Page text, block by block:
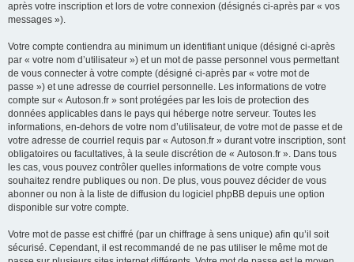
après votre inscription et lors de votre connexion (désignés ci-après par « vos
messages »).
Votre compte contiendra au minimum un identifiant unique (désigné ci-après
par « votre nom d’utilisateur ») et un mot de passe personnel vous permettant
de vous connecter à votre compte (désigné ci-après par « votre mot de
passe ») et une adresse de courriel personnelle. Les informations de votre
compte sur « Autoson.fr » sont protégées par les lois de protection des
données applicables dans le pays qui héberge notre serveur. Toutes les
informations, en-dehors de votre nom d’utilisateur, de votre mot de passe et de
votre adresse de courriel requis par « Autoson.fr » durant votre inscription, sont
obligatoires ou facultatives, à la seule discrétion de « Autoson.fr ». Dans tous
les cas, vous pouvez contrôler quelles informations de votre compte vous
souhaitez rendre publiques ou non. De plus, vous pouvez décider de vous
abonner ou non à la liste de diffusion du logiciel phpBB depuis une option
disponible sur votre compte.
Votre mot de passe est chiffré (par un chiffrage à sens unique) afin qu’il soit
sécurisé. Cependant, il est recommandé de ne pas utiliser le même mot de